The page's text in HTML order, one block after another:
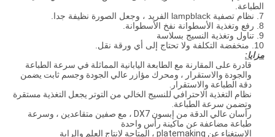
الطباعة.
7. نظام تصفية lampblack الفريد ، وجعل الصورة نظيفة جدا.
8. رفع وتغذية الأسطوانة نفخ الأسطوانة.
9. تناول وتغذية النسيج بسلاسة
10. منخفضة التكلفة ولا تحتاج إلى أي ورقة نقل.
مزايا:
قادرة على المقارنة مع الطابعة اليابانية المماثلة في سرعة الطباعة
والجودة والاستقرار ، ومحرك مؤازر عالي الجودة وجسم ثابت يضمن
دقة الطباعة والاستقرار.
نظام التغذية الاحترافي للنسيج الخالي من التوتر يجعل التغذية مستقرة
وتضمن سرعة الطباعة.
رأسان عالي الدقة من إبسون DX7 ، مع صفين متقاعدين ، وسرعة
طباعة مضاعفة عن ماكينة رأس واحدة
الاستغناء عن platemaking ، المتاحة لإنتاج العلم والراية